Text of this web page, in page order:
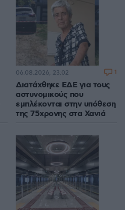
Διατάχθηκε ΕΔΕ για τους
αστυνομικούς που
εμπλέκονται στην υπόθεση
της 75χρονης στα Χανιά
06.08.2026, 23:02 1